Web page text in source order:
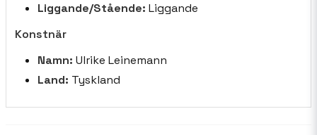
Liggande/Stående: Liggande
Konstnär
Namn: Ulrike Leinemann
Land: Tyskland